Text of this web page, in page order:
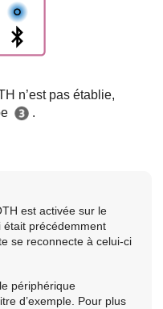
n’est pas établie,
.
est activée sur le
était précédemment
se reconnecte à celui-ci
périphérique
d’exemple. Pour plus